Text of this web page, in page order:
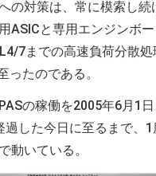
の対策は、常に模索し続
ASICと専用エンジンボ
7までの高速負荷分散処
ったのである。
の稼働を2005年6月1日
過した今日に至るまで、
動いている。